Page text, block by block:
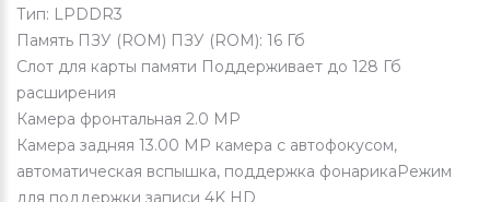
Тип: LPDDR3
Память ПЗУ (ROM) ПЗУ (ROM): 16 Гб
Слот для карты памяти Поддерживает до 128 Гб
расширения
Камера фронтальная 2.0 МР
Камера задняя 13.00 МР камера с автофокусом,
автоматическая вспышка, поддержка фонарикаРежим